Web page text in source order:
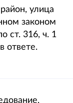
улица
законом
ст. 316, ч. 1
ответе.